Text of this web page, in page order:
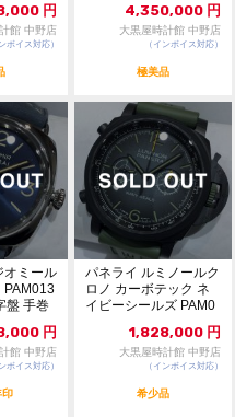
円
館 中野店
ボイス対応）
4,350,000 円
大黒屋時計館 中野店
（インボイス対応）
極美品
オミール
PAM013
盤 手巻
円
館 中野店
ボイス対応）
印
パネライ ルミノールク
ロノ カーボテック ネ
イビーシールズ PAM0
1,828,000 円
大黒屋時計館 中野店
（インボイス対応）
希少品